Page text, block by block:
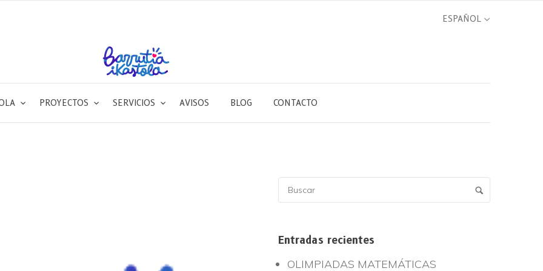
PROYECTOS SERVICIOS AVISOS BLOG CONTACTO
Entradas recientes
OLIMPIADAS MATEMÁTICAS